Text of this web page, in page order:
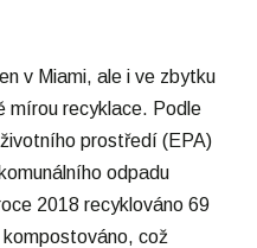
v Miami, ale i ve zbytku
mírou recyklace. Podle
prostředí (EPA)
odpadu
2018 recyklováno 69
kompostováno, což